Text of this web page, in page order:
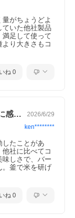
時間でも、お米を
み込んでお米にし
を2重にすることで
で、甘く、もちっ
がちょうどよ
いた他社製品
足して使って
り大きさもコ
ね 0
感… 2026/6/29
ken********
したことがあ
社に比べてコ
味しさで、バー
。釜で米を研げ
ね 0